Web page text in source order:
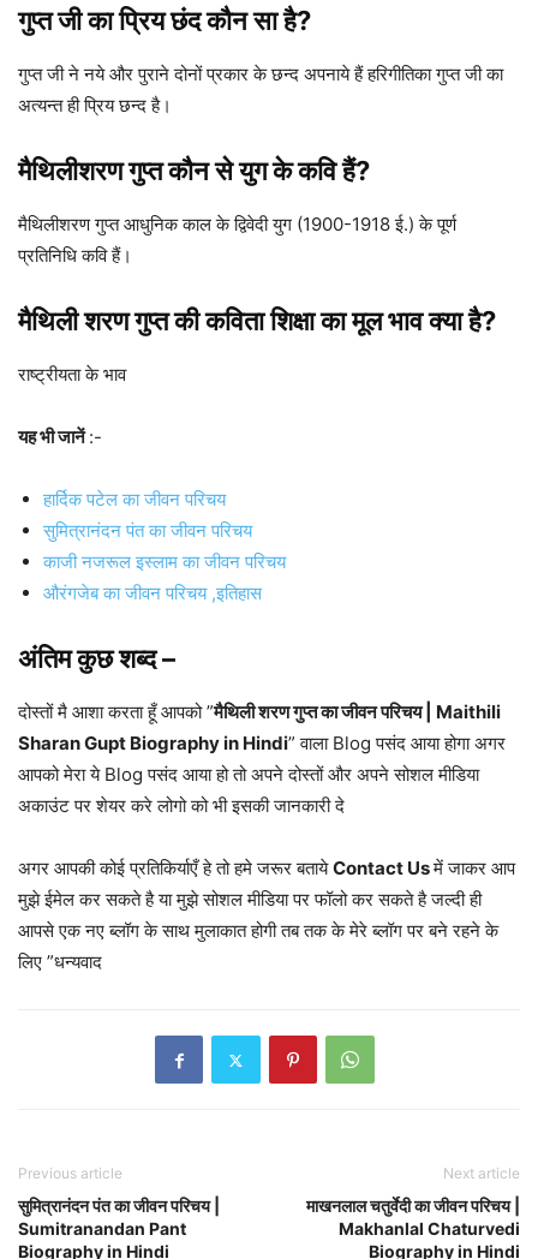
गुप्त जी का प्रिय छंद कौन सा है?
गुप्त जी ने नये और पुराने दोनों प्रकार के छन्द अपनाये हैं हरिगीतिका गुप्त जी का
अत्यन्त ही प्रिय छन्द है।
मैथिलीशरण गुप्त कौन से युग के कवि हैं?
मैथिलीशरण गुप्त आधुनिक काल के द्विवेदी युग (1900-1918 ई.) के पूर्ण
प्रतिनिधि कवि हैं।
मैथिली शरण गुप्त की कविता शिक्षा का मूल भाव क्या है?
राष्ट्रीयता के भाव
यह भी जानें:-
हार्दिक पटेल का जीवन परिचय
सुमित्रानंदन पंत का जीवन परिचय
काजी नजरूल इस्लाम का जीवन परिचय
औरंगजेब का जीवन परिचय ,इतिहास
अंतिम कुछ शब्द –
दोस्तों मै आशा करता हूँ आपको ”मैथिली शरण गुप्त का जीवन परिचय | Maithili
Sharan Gupt Biography in Hindi” वाला Blog पसंद आया होगा अगर
आपको मेरा ये Blog पसंद आया हो तो अपने दोस्तों और अपने सोशल मीडिया
अकाउंट पर शेयर करे लोगो को भी इसकी जानकारी दे
अगर आपकी कोई प्रतिकिर्याएँ हे तो हमे जरूर बतायेContact Usमें जाकर आप
मुझे ईमेल कर सकते है या मुझे सोशल मीडिया पर फॉलो कर सकते है जल्दी ही
आपसे एक नए ब्लॉग के साथ मुलाकात होगी तब तक के मेरे ब्लॉग पर बने रहने के
लिए ”धन्यवाद
Previous article
सुमित्रानंदन पंत का जीवन परिचय |
Sumitranandan Pant
Biography in Hindi
Next article
माखनलाल चतुर्वेदी का जीवन परिचय |
Makhanlal Chaturvedi
Biography in Hindi